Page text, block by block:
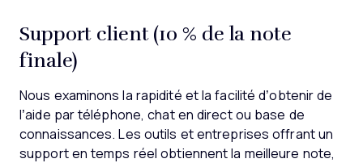
Support client (10 % de la note
finale)
Nous examinons la rapidité et la facilité d’obtenir de
l’aide par téléphone, chat en direct ou base de
connaissances. Les outils et entreprises offrant un
support en temps réel obtiennent la meilleure note,